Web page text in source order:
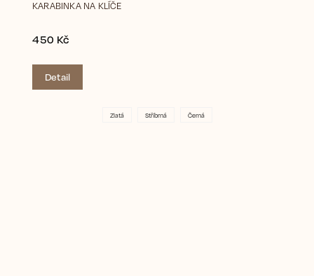
KARABINKA NA KLÍČE
450 Kč
Detail
Zlatá Stříbrná Černá